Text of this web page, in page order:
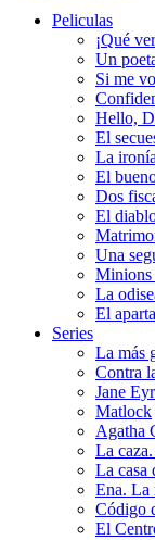
Peliculas
¡Qué
Un
Si me
Hello,
El
La
El
Dos
El
Una
Minions
La
El
Series
La más
Contra
Jane
Matlock
Agatha
La
La casa
Ena. La
Código
El